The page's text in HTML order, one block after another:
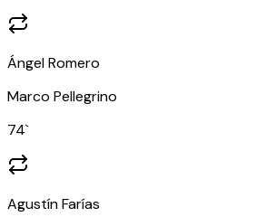
Ángel Romero
Marco Pellegrino
74`
Agustín Farías